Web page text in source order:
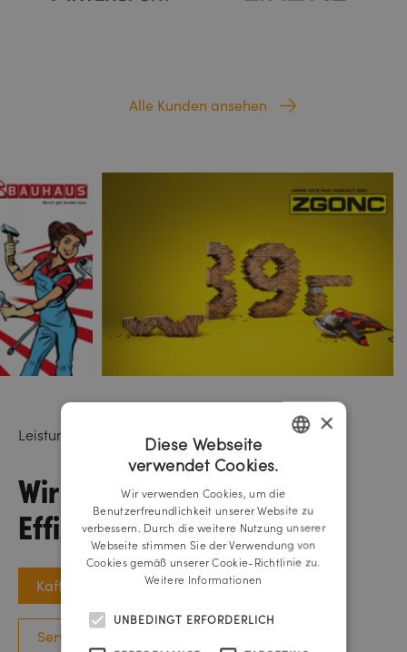
Alle Kunden ansehen
Leistungen
Wir möchten Ihre
Effizienz steigern.
Kaffee-Termin vereinbaren
Services entdecken
GERMAN
×
Diese Webseite
verwendet Cookies.
Wir verwenden Cookies, um die
Benutzerfreundlichkeit unserer Website zu
verbessern. Durch die weitere Nutzung unserer
Webseite stimmen Sie der Verwendung von
Cookies gemäß unserer Cookie-Richtlinie zu.
Weitere Informationen
UNBEDINGT ERFORDERLICH